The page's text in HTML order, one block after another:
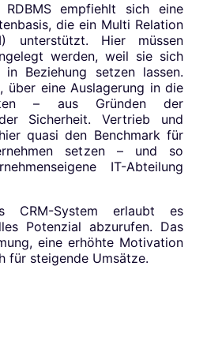
empfiehlt sich eine
die ein Multi Relation
unterstützt. Hier müssen
werden, weil sie sich
Beziehung setzen lassen.
über eine Auslagerung in die
– aus Gründen der
Sicherheit. Vertrieb und
quasi den Benchmark für
setzen – und so
IT-Abteilung
CRM-System erlaubt es
Potenzial abzurufen. Das
eine erhöhte Motivation
für steigende Umsätze.